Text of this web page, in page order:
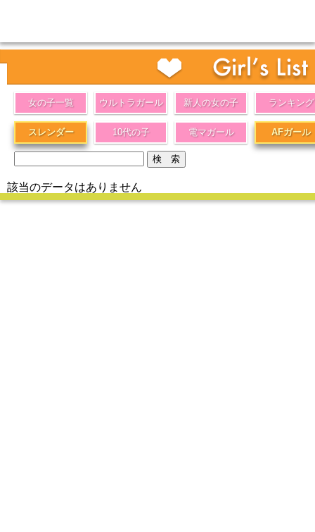
女の子一覧 ウルトラガール 新人の女の子 ランキング
スレンダー 10代の子 電マガール AFガール
該当のデータはありません